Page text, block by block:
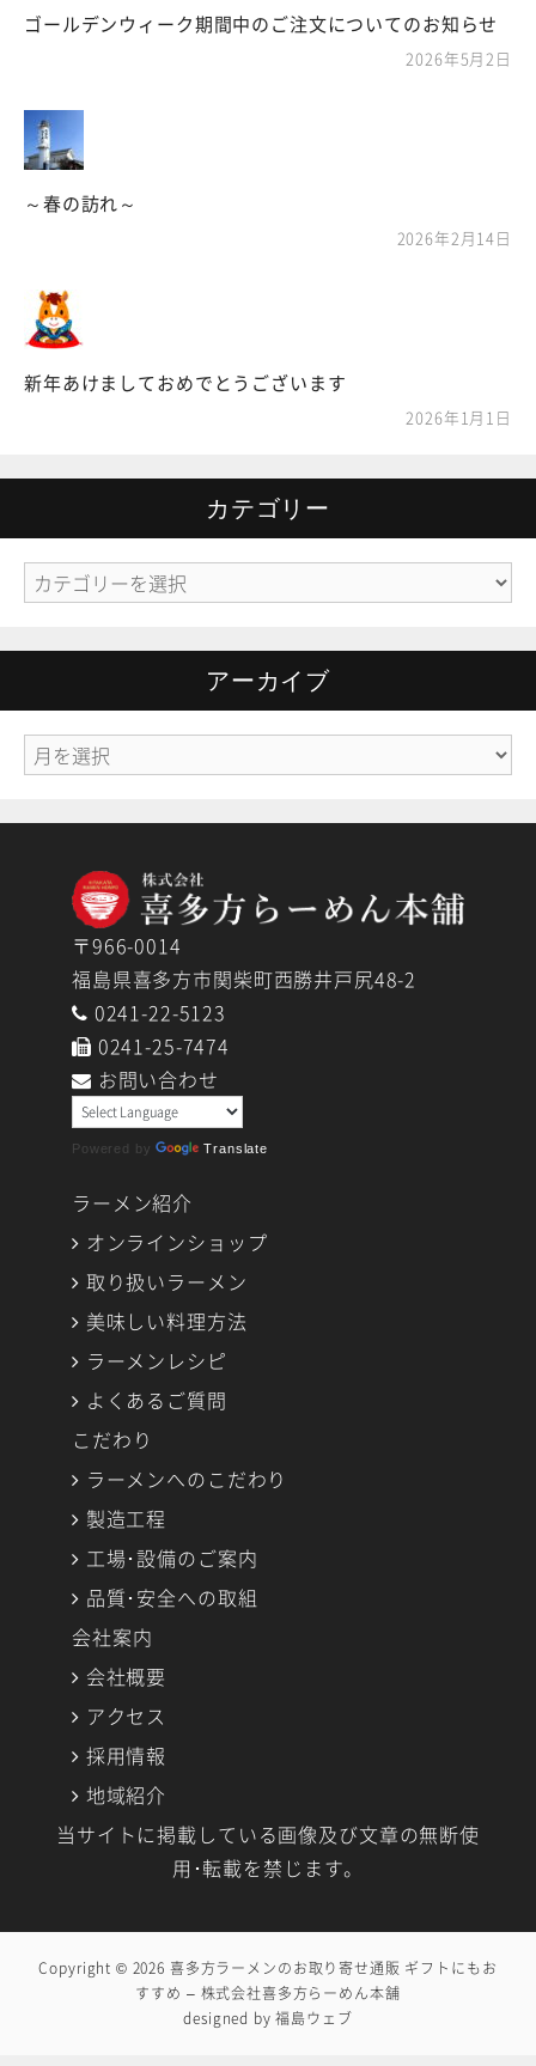
ゴールデンウィーク期間中のご注文についてのお知らせ
2026年5月2日
～春の訪れ～
2026年2月14日
新年あけましておめでとうございます
2026年1月1日
カテゴリー
カ
テ
ゴ
ー
アーカイブ
ア
ー
カ
〒966-0014
福島県喜多方市関柴町西勝井戸尻48-2
0241-22-5123
0241-25-7474
お問い合わせ
Powered by Translate
ラーメン紹介
オンラインショップ
取り扱いラーメン
美味しい料理方法
ラーメンレシピ
よくあるご質問
こだわり
ラーメンへのこだわり
製造工程
工場･設備のご案内
品質･安全への取組
会社案内
会社概要
アクセス
採用情報
地域紹介
当サイトに掲載している画像及び文章の無断使
用･転載を禁じます。
Copyright © 2026 喜多方ラーメンのお取り寄せ通販 ギフトにもお
すすめ – 株式会社喜多方らーめん本舗
designed by福島ウェブ